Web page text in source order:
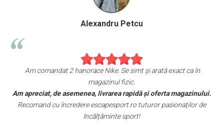
hanorace Nike. Se simt și arată exact ca în
livrarea rapidă și oferta magazinului.
escapesport.ro tuturor pasionaților de
Sunt foarte
fericita
Aceștia au toate